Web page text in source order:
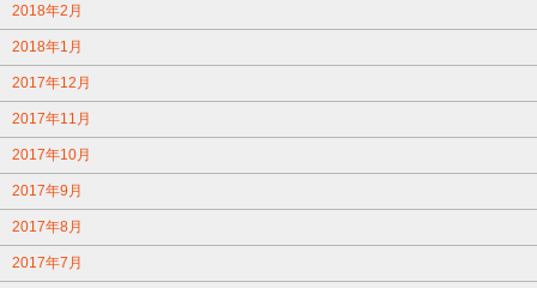
2018年2月
2018年1月
2017年12月
2017年11月
2017年10月
2017年9月
2017年8月
2017年7月